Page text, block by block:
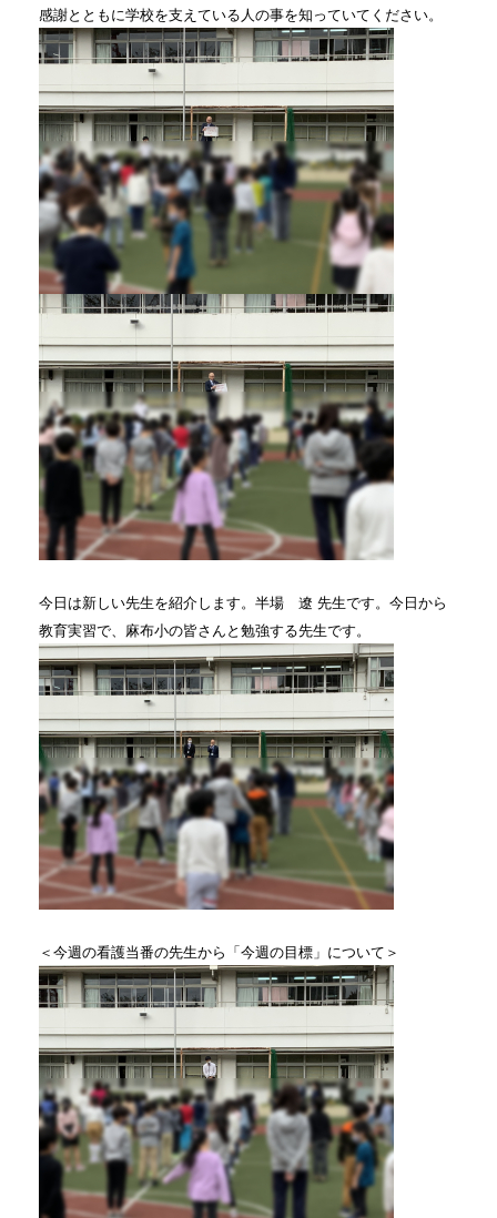
感謝とともに学校を支えている人の事を知っていてください。
今日は新しい先生を紹介します。半場 遼 先生です。今日から
教育実習で、麻布小の皆さんと勉強する先生です。
＜今週の看護当番の先生から「今週の目標」について＞